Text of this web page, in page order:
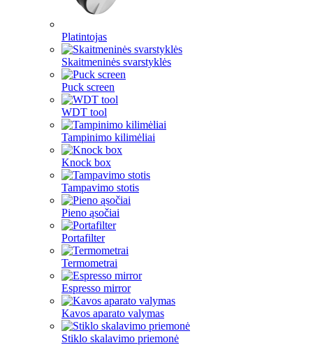
Platintojas
Skaitmeninės svarstyklės
Puck screen
WDT tool
Tampinimo kilimėliai
Knock box
Tampavimo stotis
Pieno ąsočiai
Portafilter
Termometrai
Espresso mirror
Kavos aparato valymas
Stiklo skalavimo priemonė